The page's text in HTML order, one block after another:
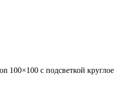
100×100 с подсветкой круглое